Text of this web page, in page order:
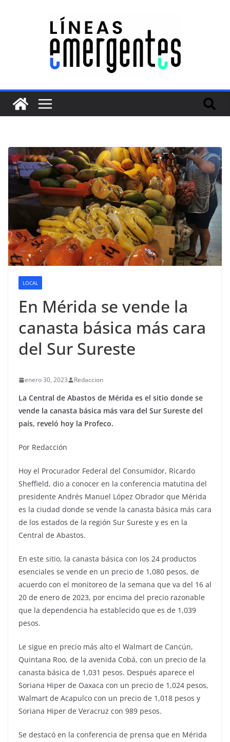
LOCAL
En Mérida se vende la
canasta básica más cara
del Sur Sureste
enero 30, 2023 Redaccion
La Central de Abastos de Mérida es el sitio donde se
vende la canasta básica más vara del Sur Sureste del
país, reveló hoy la Profeco.
Por Redacción
Hoy el Procurador Federal del Consumidor, Ricardo
Sheffield, dio a conocer en la conferencia matutina del
presidente Andrés Manuel López Obrador que Mérida
es la ciudad donde se vende la canasta básica más cara
de los estados de la región Sur Sureste y es en la
Central de Abastos.
En este sitio, la canasta básica con los 24 productos
esenciales se vende en un precio de 1,080 pesos, de
acuerdo con el monitoreo de la semana que va del 16 al
20 de enero de 2023, por encima del precio razonable
que la dependencia ha establecido que es de 1,039
pesos.
Le sigue en precio más alto el Walmart de Cancún,
Quintana Roo, de la avenida Cobá, con un precio de la
canasta básica de 1,031 pesos. Después aparece el
Soriana Hiper de Oaxaca con un precio de 1,024 pesos,
Walmart de Acapulco con un precio de 1,018 pesos y
Soriana Hiper de Veracruz con 989 pesos.
Se destacó en la conferencia de prensa que en Mérida